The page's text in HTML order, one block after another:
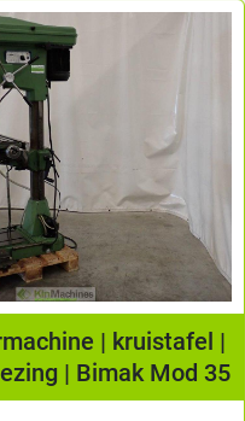
| kruistafel |
| Bimak Mod 35
MT/C